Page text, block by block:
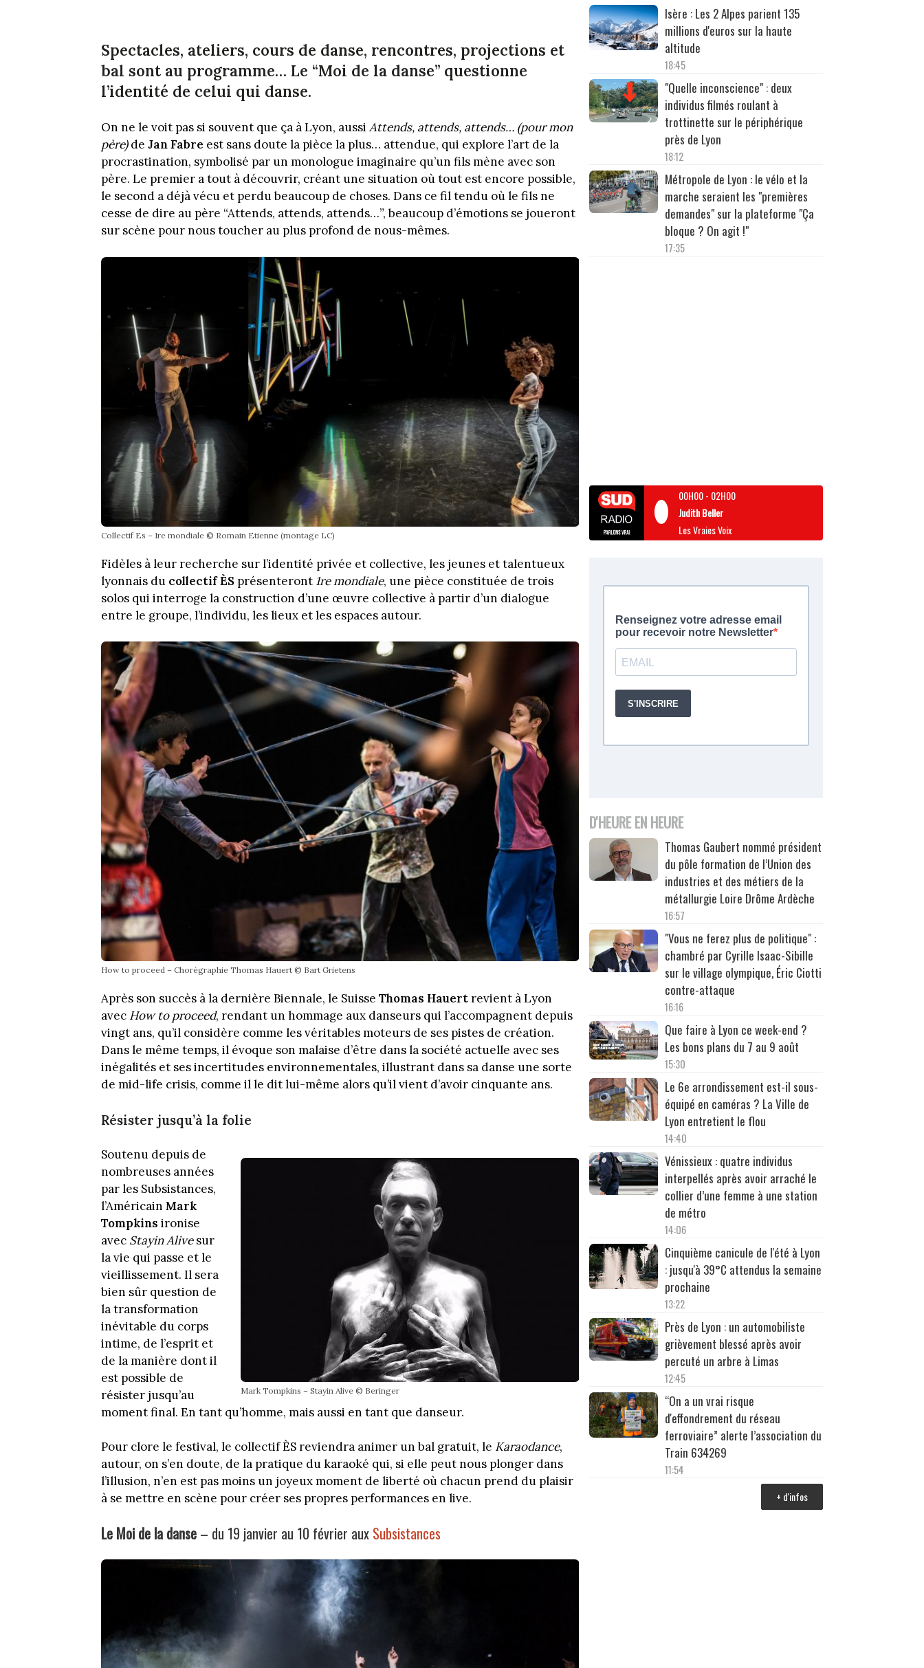
Spectacles, ateliers, cours de danse, rencontres, projections et
bal sont au programme… Le “Moi de la danse” questionne
l’identité de celui qui danse.
On ne le voit pas si souvent que ça à Lyon, aussi Attends, attends, attends… (pour mon
père)de Jan Fabre est sans doute la pièce la plus… attendue, qui explore l’art de la
procrastination, symbolisé par un monologue imaginaire qu’un fils mène avec son
père. Le premier a tout à découvrir, créant une situation où tout est encore possible,
le second a déjà vécu et perdu beaucoup de choses. Dans ce fil tendu où le fils ne
cesse de dire au père “Attends, attends, attends…”, beaucoup d’émotions se joueront
sur scène pour nous toucher au plus profond de nous-mêmes.
Collectif Es – 1re mondiale © Romain Etienne (montage LC)
Fidèles à leur recherche sur l’identité privée et collective, les jeunes et talentueux
lyonnais du collectif ÈS présenteront 1re mondiale, une pièce constituée de trois
solos qui interroge la construction d’une œuvre collective à partir d’un dialogue
entre le groupe, l’individu, les lieux et les espaces autour.
How to proceed – Chorégraphie Thomas Hauert © Bart Grietens
Après son succès à la dernière Biennale, le Suisse Thomas Hauertrevient à Lyon
avec How to proceed, rendant un hommage aux danseurs qui l’accompagnent depuis
vingt ans, qu’il considère comme les véritables moteurs de ses pistes de création.
Dans le même temps, il évoque son malaise d’être dans la société actuelle avec ses
inégalités et ses incertitudes environnementales, illustrant dans sa danse une sorte
de mid-life crisis, comme il le dit lui-même alors qu’il vient d’avoir cinquante ans.
Résister jusqu’à la folie
Mark Tompkins – Stayin Alive © Beringer
Soutenu depuis de
nombreuses années
par les Subsistances,
l’Américain Mark
Tompkins ironise
avec Stayin Alivesur
la vie qui passe et le
vieillissement. Il sera
bien sûr question de
la transformation
inévitable du corps
intime, de l’esprit et
de la manière dont il
est possible de
résister jusqu’au
moment final. En tant qu’homme, mais aussi en tant que danseur.
Pour clore le festival, le collectif ÈS reviendra animer un bal gratuit, le Karaodance,
autour, on s’en doute, de la pratique du karaoké qui, si elle peut nous plonger dans
l’illusion, n’en est pas moins un joyeux moment de liberté où chacun prend du plaisir
à se mettre en scène pour créer ses propres performances en live.
Le Moi de la danse – du 19 janvier au 10 février aux Subsistances
Isère : Les 2 Alpes parient 135
millions d'euros sur la haute
altitude
18:45
"Quelle inconscience" : deux
individus filmés roulant à
trottinette sur le périphérique
près de Lyon
18:12
Métropole de Lyon : le vélo et la
marche seraient les "premières
demandes" sur la plateforme "Ça
bloque ? On agit !"
17:35
00H00- 02H00
Judith Beller
Les Vraies Voix
D'HEURE EN HEURE
Thomas Gaubert nommé président
du pôle formation de l’Union des
industries et des métiers de la
métallurgie Loire Drôme Ardèche
16:57
"Vous ne ferez plus de politique" :
chambré par Cyrille Isaac-Sibille
sur le village olympique, Éric Ciotti
contre-attaque
16:16
Que faire à Lyon ce week-end ?
Les bons plans du 7 au 9 août
15:30
Le 6e arrondissement est-il sous-
équipé en caméras ? La Ville de
Lyon entretient le flou
14:40
Vénissieux : quatre individus
interpellés après avoir arraché le
collier d’une femme à une station
de métro
14:06
Cinquième canicule de l'été à Lyon
: jusqu'à 39°C attendus la semaine
prochaine
13:22
Près de Lyon : un automobiliste
grièvement blessé après avoir
percuté un arbre à Limas
12:45
“On a un vrai risque
d'effondrement du réseau
ferroviaire” alerte l’association du
Train 634269
11:54
+ d'infos